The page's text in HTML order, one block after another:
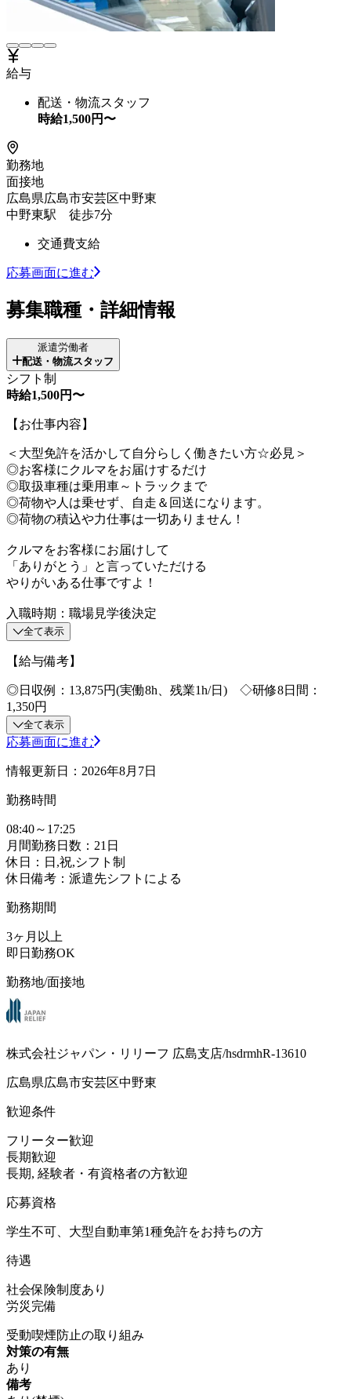
給与
配送・物流スタッフ
時給1,500円〜
勤務地
面接地
広島県広島市安芸区中野東
中野東駅 徒歩7分
交通費支給
応募画面に進む
募集職種・詳細情報
派遣労働者
配送・物流スタッフ
シフト制
時給1,500円〜
【お仕事内容】
＜大型免許を活かして自分らしく働きたい方☆必見＞
◎お客様にクルマをお届けするだけ
◎取扱車種は乗用車～トラックまで
◎荷物や人は乗せず、自走＆回送になります。
◎荷物の積込や力仕事は一切ありません！
クルマをお客様にお届けして
「ありがとう」と言っていただける
やりがいある仕事ですよ！
入職時期：職場見学後決定
全て表示
【給与備考】
◎日収例：13,875円(実働8h、残業1h/日) ◇研修8日間：
1,350円
全て表示
応募画面に進む
情報更新日：2026年8月7日
勤務時間
08:40～17:25
月間勤務日数：21日
休日：日,祝,シフト制
休日備考：派遣先シフトによる
勤務期間
3ヶ月以上
即日勤務OK
勤務地/面接地
株式会社ジャパン・リリーフ 広島支店/hsdrmhR-13610
広島県広島市安芸区中野東
歓迎条件
フリーター歓迎
長期歓迎
長期, 経験者・有資格者の方歓迎
応募資格
学生不可、大型自動車第1種免許をお持ちの方
待遇
社会保険制度あり
労災完備
受動喫煙防止の取り組み
対策の有無
あり
備考